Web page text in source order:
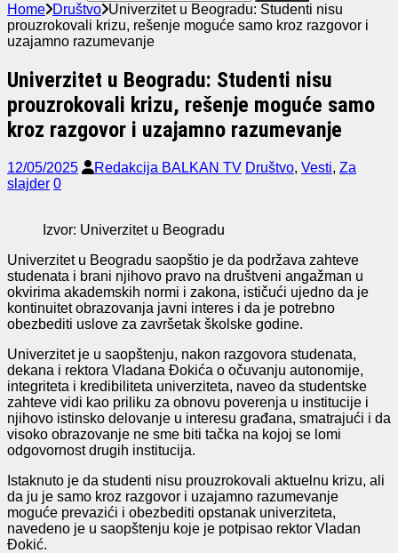
Home Društvo Univerzitet u Beogradu: Studenti nisu
prouzrokovali krizu, rešenje moguće samo kroz razgovor i
uzajamno razumevanje
Univerzitet u Beogradu: Studenti nisu
prouzrokovali krizu, rešenje moguće samo
kroz razgovor i uzajamno razumevanje
12/05/2025 Redakcija BALKAN TV Društvo, Vesti, Za
slajder 0
Izvor: Univerzitet u Beogradu
Univerzitet u Beogradu saopštio je da podržava zahteve
studenata i brani njihovo pravo na društveni angažman u
okvirima akademskih normi i zakona, ističući ujedno da je
kontinuitet obrazovanja javni interes i da je potrebno
obezbediti uslove za završetak školske godine.
Univerzitet je u saopštenju, nakon razgovora studenata,
dekana i rektora Vladana Đokića o očuvanju autonomije,
integriteta i kredibiliteta univerziteta, naveo da studentske
zahteve vidi kao priliku za obnovu poverenja u institucije i
njihovo istinsko delovanje u interesu građana, smatrajući i da
visoko obrazovanje ne sme biti tačka na kojoj se lomi
odgovornost drugih institucija.
Istaknuto je da studenti nisu prouzrokovali aktuelnu krizu, ali
da ju je samo kroz razgovor i uzajamno razumevanje
moguće prevazići i obezbediti opstanak univerziteta,
navedeno je u saopštenju koje je potpisao rektor Vladan
Đokić.